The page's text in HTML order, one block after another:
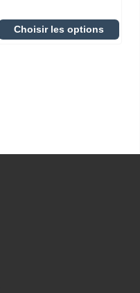
Choisir les options